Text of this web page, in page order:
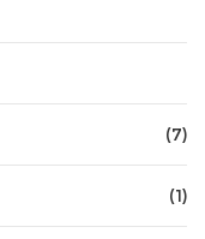
(7)
(1)